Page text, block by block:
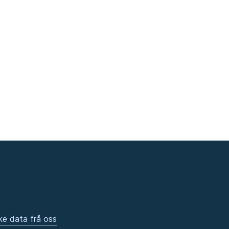
data frå oss